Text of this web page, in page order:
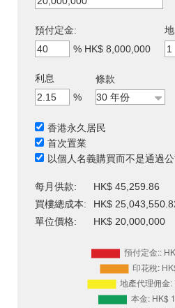
預付定金:
% HK$ 8,000,000
利息
%
條款
香港永久居民
首次置業
以個人名義購買而不是通過公
每月供款:
HK$ 45,259.86
買樓總成本:
HK$
單位價格:
HK$ 20,000,000